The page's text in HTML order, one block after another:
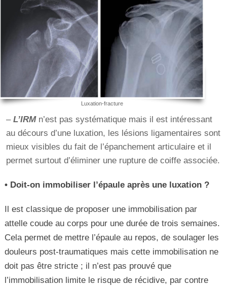
Luxation-fracture
–L’IRMn’est pas systématique mais il est intéressant
au décours d’une luxation, les lésions ligamentaires sont
mieux visibles du fait de l’épanchement articulaire et il
permet surtout d’éliminer une rupture de coiffe associée.
• Doit-on immobiliser l’épaule après une luxation ?
Il est classique de proposer une immobilisation par
attelle coude au corps pour une durée de trois semaines.
Cela permet de mettre l’épaule au repos, de soulager les
douleurs post-traumatiques mais cette immobilisation ne
doit pas être stricte ; il n’est pas prouvé que
l’immobilisation limite le risque de récidive, par contre